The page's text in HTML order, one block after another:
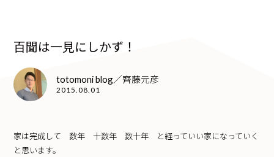
百聞は一見にしかず！
totomoni blog／齊藤元彦
2015.08.01
家は完成して 数年 十数年 数十年 と経っていい家になっていく
と思います。